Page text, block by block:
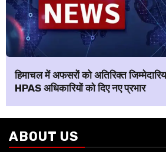
हिमाचल में अफसरों को अतिरिक्त
HPAS अधिकारियों को दिए नए प्रभार
ABOUT US